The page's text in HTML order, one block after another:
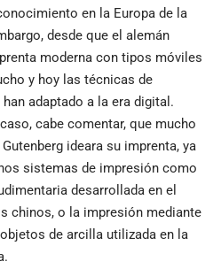
en la Europa de la
desde que el alemán
moderna con tipos móviles
y hoy las técnicas de
adaptado a la era digital.
cabe comentar, que mucho
ideara su imprenta, ya
sistemas de impresión como
desarrollada en el
chinos, o la impresión mediante
de arcilla utilizada en la